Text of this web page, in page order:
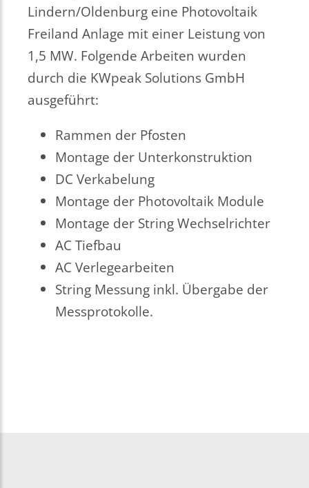
Lindern/Oldenburg eine Photovoltaik
Freiland Anlage mit einer Leistung von
1,5 MW. Folgende Arbeiten wurden
durch die KWpeak Solutions GmbH
ausgeführt:
Rammen der Pfosten
Montage der Unterkonstruktion
DC Verkabelung
Montage der Photovoltaik Module
Montage der String Wechselrichter
AC Tiefbau
AC Verlegearbeiten
String Messung inkl. Übergabe der
Messprotokolle.